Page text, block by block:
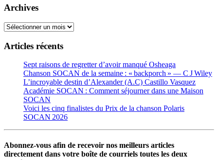
Archives
Archives
Articles récents
Sept raisons de regretter d’avoir manqué Osheaga
Chanson SOCAN de la semaine : « backporch » — C J Wiley
L’incroyable destin d’Alexander (A.C) Castillo Vasquez
Académie SOCAN : Comment séjourner dans une Maison
SOCAN
Voici les cinq finalistes du Prix de la chanson Polaris
SOCAN 2026
Abonnez-vous afin de recevoir nos meilleurs articles
directement dans votre boîte de courriels toutes les deux